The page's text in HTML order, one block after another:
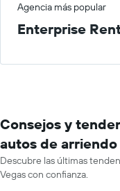
Agencia más popular
Enterprise
Consejos y
autos de arriendo
Descubre las últimas
Vegas con confianza.